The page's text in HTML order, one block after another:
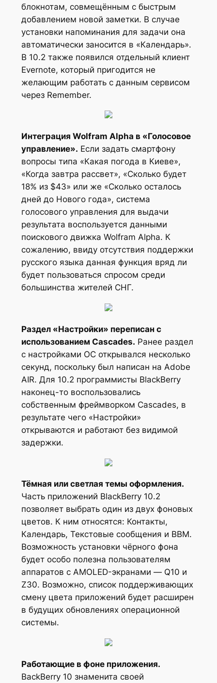
блокнотам, совмещённым с быстрым
добавлением новой заметки. В случае
установки напоминания для задачи она
автоматически заносится в «Календарь».
В 10.2 также появился отдельный клиент
Evernote, который пригодится не
желающим работать с данным сервисом
через Remember.
Интеграция Wolfram Alpha в «Голосовое
управление». Если задать смартфону
вопросы типа «Какая погода в Киеве»,
«Когда завтра рассвет», «Сколько будет
18% из $43» или же «Сколько осталось
дней до Нового года», система
голосового управления для выдачи
результата воспользуется данными
поискового движка Wolfram Alpha. К
сожалению, ввиду отсутствия поддержки
русского языка данная функция вряд ли
будет пользоваться спросом среди
большинства жителей СНГ.
Раздел «Настройки» переписан с
использованием Cascades. Ранее раздел
с настройками ОС открывался несколько
секунд, поскольку был написан на Adobe
AIR. Для 10.2 программисты BlackBerry
наконец-то воспользовались
собственным фреймворком Cascades, в
результате чего «Настройки»
открываются и работают без видимой
задержки.
Тёмная или светлая темы оформления.
Часть приложений BlackBerry 10.2
позволяет выбрать один из двух фоновых
цветов. К ним относятся: Контакты,
Календарь, Текстовые сообщения и ВВМ.
Возможность установки чёрного фона
будет особо полезна пользователям
аппаратов с AMOLED-экранами — Q10 и
Z30. Возможно, список поддерживающих
смену цвета приложений будет расширен
в будущих обновлениях операционной
системы.
Работающие в фоне приложения.
BackBerry 10 знаменита своей